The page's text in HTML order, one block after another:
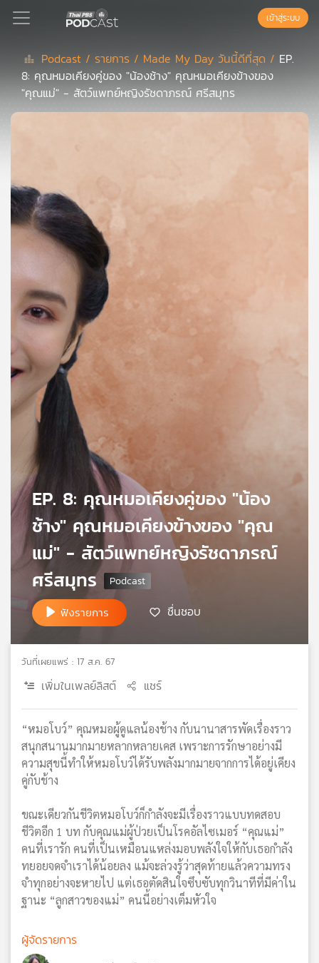
Podcast
แนะนำ
เพล
ลิ
สต์
ของ
คุณ
เพลง
ข่าว
และ
กิจกรรม
เกี่ยว
เรา
เครือ
วิทยุ
เอส
วิทยุ
เครือ
ข่าย
เข้าสู่ระบบ
Podcast / รายการ / Made My Day วันนี้ดีที่สุด / EP.
8: คุณหมอเคียงคู่ของ "น้องช้าง" คุณหมอเคียงข้างของ
"คุณแม่" - สัตว์แพทย์หญิงรัชดาภรณ์ ศรีสมุทร
EP. 8: คุณหมอเคียงคู่ของ "น้อง
ช้าง" คุณหมอเคียงข้างของ "คุณ
แม่" - สัตว์แพทย์หญิงรัชดาภรณ์
ศรีสมุทร
ฟังรายการ ชื่นชอบ
วันที่เผยแพร่ : 17 ส.ค. 67
เพิ่มในเพลย์ลิสต์ แชร์
“หมอโบว์” คุณหมอผู้ดูแลน้องช้าง กับนานาสารพัดเรื่องราว
สนุกสนานมากมายหลากหลายเคส เพราะการรักษาอย่างมี
ความสุขนี้ทำให้หมอโบว์ได้รับพลังมากมายจากการได้อยู่เคียง
คู่กับช้าง
ขณะเดียวกันชีวิตหมอโบว์ก็กำลังจะมีเรื่องราวแบบทดสอบ
ชีวิตอีก 1 บท กับคุณแม่ผู้ป่วยเป็นโรคอัลไซเมอร์ “คุณแม่”
คนที่เรารัก คนที่เป็นเหมือนแหล่งมอบพลังใจให้กับเธอกำลัง
ทยอยจดจำเราได้น้อยลง แม้จะล่วงรู้ว่าสุดท้ายแล้วความทรง
จำทุกอย่างจะหายไป แต่เธอตัดสินใจซึบซับทุกวินาทีที่มีค่าใน
ฐานะ “ลูกสาวของแม่” คนนี้อย่างเต็มหัวใจ
ผู้จัดรายการ